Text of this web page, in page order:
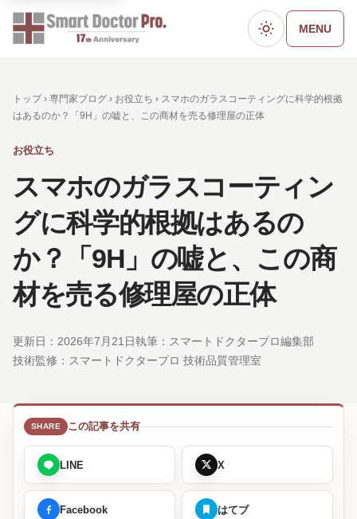
ダークモード
MENU
トップ › 専門家ブログ › お役立ち › スマホのガラスコーティングに科学的根拠
はあるのか？「9H」の嘘と、この商材を売る修理屋の正体
お役立ち
スマホのガラスコーティン
グに科学的根拠はあるの
か？「9H」の嘘と、この商
材を売る修理屋の正体
更新日： 2026年7月21日執筆：スマートドクタープロ編集部
技術監修： スマートドクタープロ 技術品質管理室
この記事を共有
LINE X
Facebook はてブ